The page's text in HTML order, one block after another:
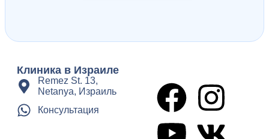
Клиника в Израиле
Remez St. 13,
Netanya, Израиль
Консультация